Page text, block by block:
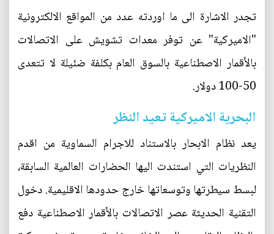
تجدر الاشارة الى ما اوردته عدد من المواقع الالكترونية
"الاميركية" عن توفر معدات تشويش على الاتصالات
بالأقمار الاصطناعية بالسوق العام بكلفة ضئيلة لا تتعدى
50-100 دولار.
البحرية الاميركية تعيد النظر
يعد نظام الابحار بالاستناد للاجرام السماوية من اقدم
النظريات التي استندت اليها الحضارات العالمية السابقة،
لبسط سيطرتها وتوسعاتها خارج حدودها الاقليمية. دخول
التقنية الحديثة عصر الاتصالات بالأقمار الاصطناعية دفع